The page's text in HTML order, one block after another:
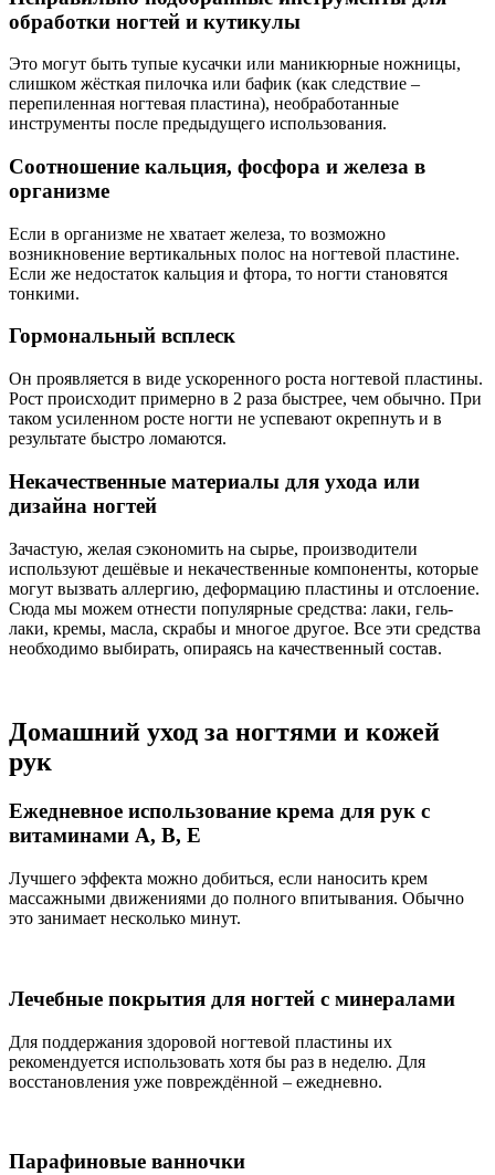
обработки ногтей и кутикулы
Это могут быть тупые кусачки или маникюрные ножницы,
слишком жёсткая пилочка или бафик (как следствие –
перепиленная ногтевая пластина), необработанные
инструменты после предыдущего использования.
Соотношение кальция, фосфора и железа в
организме
Если в организме не хватает железа, то возможно
возникновение вертикальных полос на ногтевой пластине.
Если же недостаток кальция и фтора, то ногти становятся
тонкими.
Гормональный всплеск
Он проявляется в виде ускоренного роста ногтевой пластины.
Рост происходит примерно в 2 раза быстрее, чем обычно. При
таком усиленном росте ногти не успевают окрепнуть и в
результате быстро ломаются.
Некачественные материалы для ухода или
дизайна ногтей
Зачастую, желая сэкономить на сырье, производители
используют дешёвые и некачественные компоненты, которые
могут вызвать аллергию, деформацию пластины и отслоение.
Сюда мы можем отнести популярные средства: лаки, гель-
лаки, кремы, масла, скрабы и многое другое. Все эти средства
необходимо выбирать, опираясь на качественный состав.
Домашний уход за ногтями и кожей
рук
Ежедневное использование крема для рук с
витаминами А, В, Е
Лучшего эффекта можно добиться, если наносить крем
массажными движениями до полного впитывания. Обычно
это занимает несколько минут.
Лечебные покрытия для ногтей с минералами
Для поддержания здоровой ногтевой пластины их
рекомендуется использовать хотя бы раз в неделю. Для
восстановления уже повреждённой – ежедневно.
Парафиновые ванночки